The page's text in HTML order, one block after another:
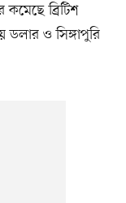
ব্রিটিশ
ডলার ও সিঙ্গাপুরি